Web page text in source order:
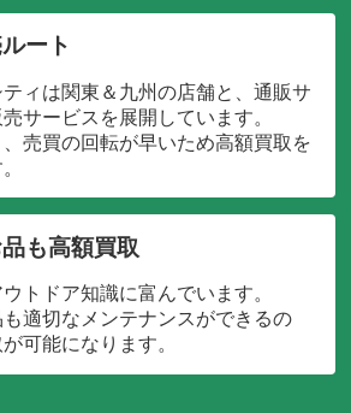
ート
ィは関東＆九州の店舗と、通販サ
サービスを展開しています。
売買の回転が早いため高額買取を
も高額買取
トドア知識に富んでいます。
適切なメンテナンスができるの
可能になります。